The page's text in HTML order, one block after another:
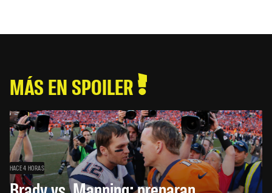
MÁS EN SPOILER
HACE 4 HORAS